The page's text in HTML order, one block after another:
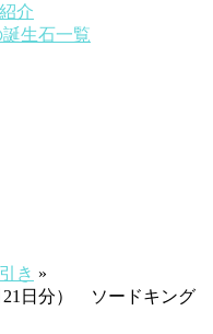
介
生石一覧
き »
21日分） ソードキング